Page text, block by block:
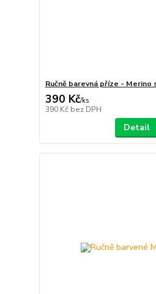
Ručně barevná příze - Merino
390 Kč/ks
390 Kč bez DPH
Detail